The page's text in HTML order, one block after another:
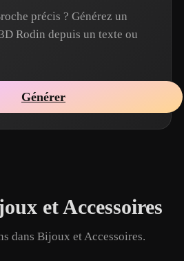
précis ? Générez un
Rodin depuis un texte ou
Générer
et Accessoires
dans Bijoux et Accessoires.